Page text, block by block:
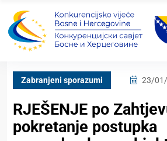
Zabranjeni sporazumi 23/
RJEŠENJE po
pokretanje postupka